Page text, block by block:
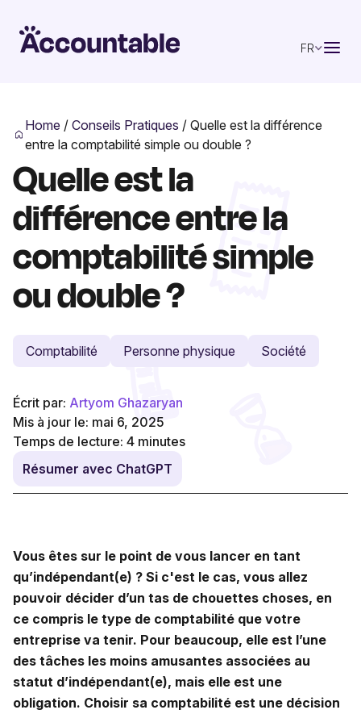
FR
Home / Conseils Pratiques / Quelle est la différence
entre la comptabilité simple ou double ?
Quelle est la
différence entre la
comptabilité simple
ou double ?
Comptabilité Personne physique Société
Écrit par: Artyom Ghazaryan
Mis à jour le: mai 6, 2025
Temps de lecture: 4 minutes
Résumer avec ChatGPT
Vous êtes sur le point de vous lancer en tant
qu’indépendant(e) ? Si c'est le cas, vous allez
pouvoir décider d’un tas de chouettes choses, en
ce compris le type de comptabilité que votre
entreprise va tenir. Pour beaucoup, elle est l’une
des tâches les moins amusantes associées au
statut d’indépendant(e), mais elle est une
obligation. Choisir sa comptabilité est une décision